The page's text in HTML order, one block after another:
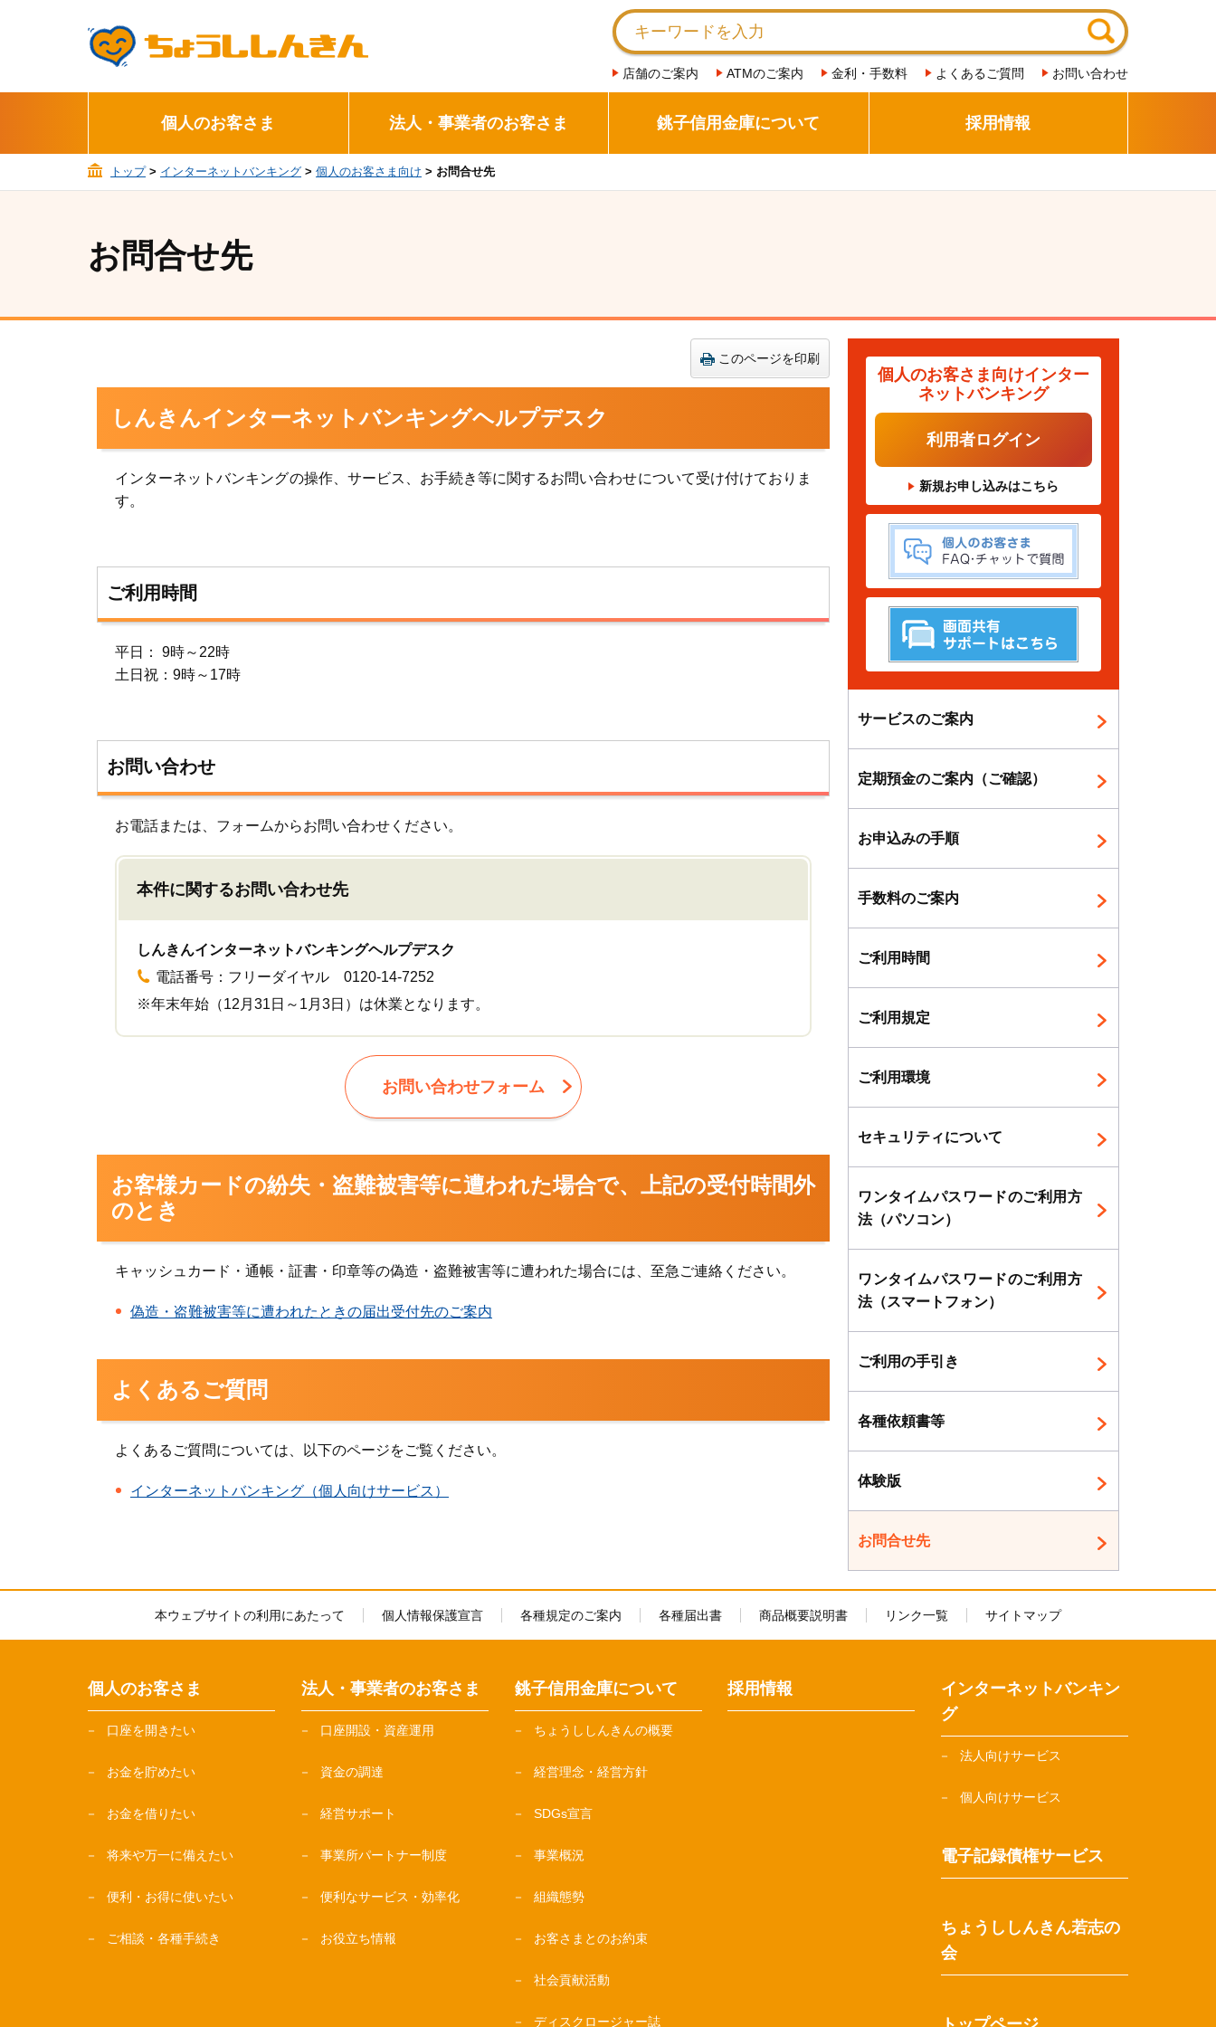
店舗のご案内 ATMのご案内 金利・手数料 よくあるご質問 お問い合わせ
個人のお客さま 法人・事業者のお客さま 銚子信用金庫について 採用情報
トップ> インターネットバンキング > 個人のお客さま向け > お問合せ先
お問合せ先
このページを印刷
しんきんインターネットバンキングヘルプデスク
インターネットバンキングの操作、サービス、お手続き等に関するお問い合わせについて受け付けておりま
す。
ご利用時間
平日： 9時～22時
土日祝：9時～17時
お問い合わせ
お電話または、フォームからお問い合わせください。
本件に関するお問い合わせ先
しんきんインターネットバンキングヘルプデスク
電話番号：フリーダイヤル 0120-14-7252
※年末年始（12月31日～1月3日）は休業となります。
お問い合わせフォーム
お客様カードの紛失・盗難被害等に遭われた場合で、上記の受付時間外
のとき
キャッシュカード・通帳・証書・印章等の偽造・盗難被害等に遭われた場合には、至急ご連絡ください。
偽造・盗難被害等に遭われたときの届出受付先のご案内
よくあるご質問
よくあるご質問については、以下のページをご覧ください。
インターネットバンキング（個人向けサービス）
個人のお客さま向けインター
ネットバンキング
利用者ログイン
新規お申し込みはこちら
サービスのご案内
定期預金のご案内（ご確認）
お申込みの手順
手数料のご案内
ご利用時間
ご利用規定
ご利用環境
セキュリティについて
ワンタイムパスワードのご利用方
法（パソコン）
ワンタイムパスワードのご利用方
法（スマートフォン）
ご利用の手引き
各種依頼書等
体験版
お問合せ先
本ウェブサイトの利用にあたって 個人情報保護宣言 各種規定のご案内 各種届出書 商品概要説明書 リンク一覧 サイトマップ
個人のお客さま
口座を開きたい
お金を貯めたい
お金を借りたい
将来や万一に備えたい
便利・お得に使いたい
ご相談・各種手続き
法人・事業者のお客さま
口座開設・資産運用
資金の調達
経営サポート
事業所パートナー制度
便利なサービス・効率化
お役立ち情報
銚子信用金庫について
ちょうししんきんの概要
経営理念・経営方針
SDGs宣言
事業概況
組織態勢
お客さまとのお約束
社会貢献活動
ディスクロージャー誌
採用情報
インターネットバンキン
グ
法人向けサービス
個人向けサービス
電子記録債権サービス
ちょうししんきん若志の
会